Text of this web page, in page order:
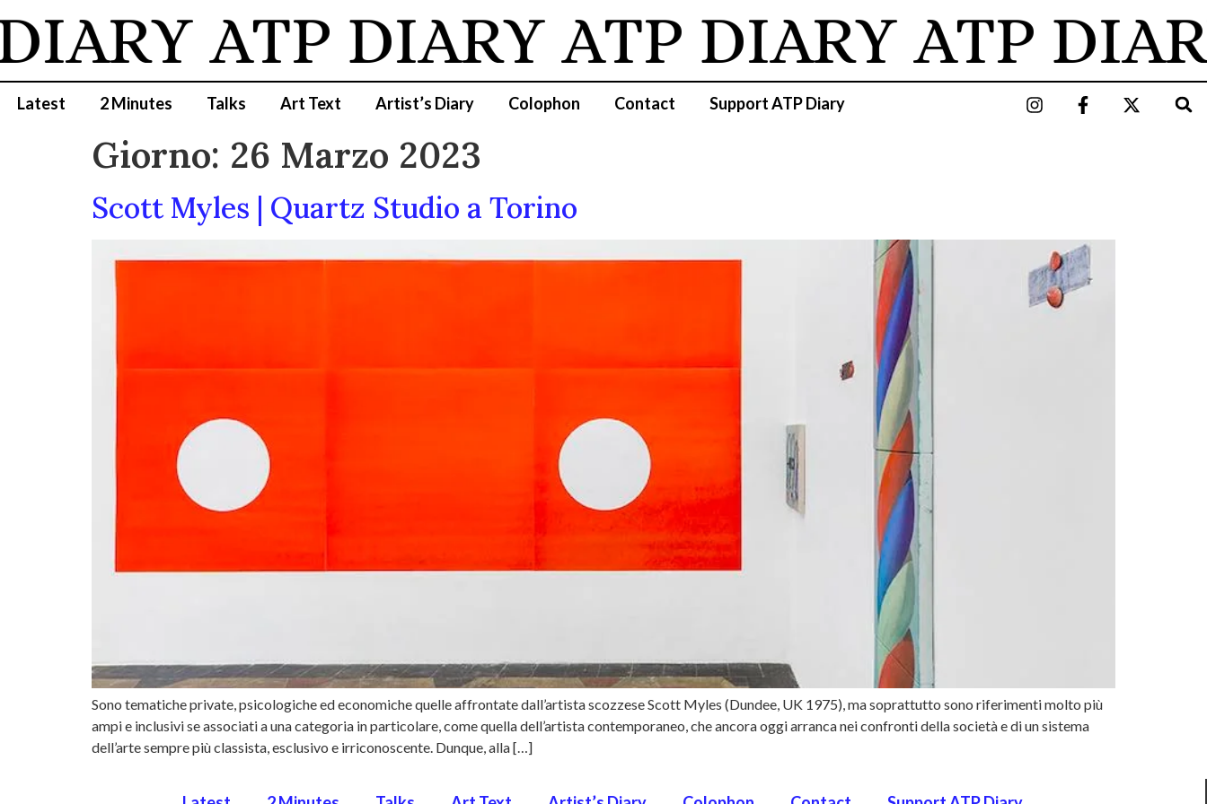
ATP DIARY ATP DIARY ATP
Latest 2 Minutes Talks Art Text Artist’s Diary Colophon Contact Support ATP Diary
Giorno: 26 Marzo 2023
Scott Myles | Quartz Studio a Torino
Sono tematiche private, psicologiche ed economiche quelle affrontate dall’artista scozzese Scott Myles (Dundee, UK 1975), ma soprattutto sono riferimenti molto più
ampi e inclusivi se associati a una categoria in particolare, come quella dell’artista contemporaneo, che ancora oggi arranca nei confronti della società e di un sistema
dell’arte sempre più classista, esclusivo e irriconoscente. Dunque, alla […]